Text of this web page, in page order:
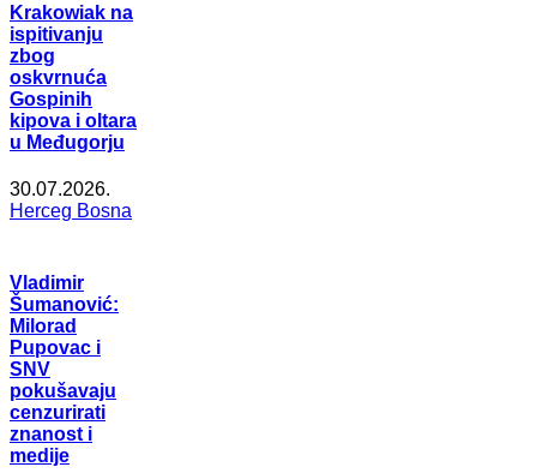
Krakowiak na
ispitivanju
zbog
oskvrnuća
Gospinih
kipova i oltara
u Međugorju
30.07.2026.
Herceg Bosna
Vladimir
Šumanović:
Milorad
Pupovac i
SNV
pokušavaju
cenzurirati
znanost i
medije